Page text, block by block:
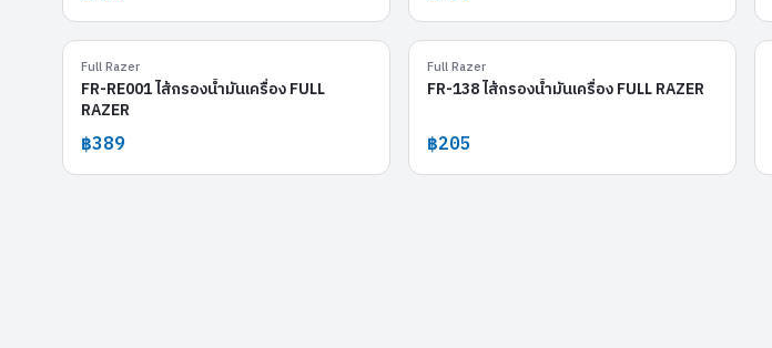
Full Razer
FR-RE001 ไส้กรองน้ำมันเครื่อง FULL
RAZER
฿389
Full Razer
FR-138 ไส้กรองน้ำมันเครื่อง FULL RAZER
฿205